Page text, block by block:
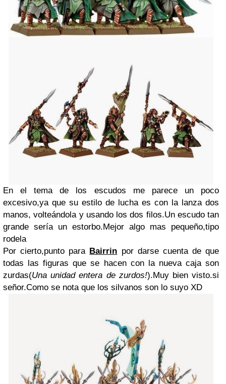
En el tema de los escudos me parece un poco
excesivo,ya que su estilo de lucha es con la lanza dos
manos, volteándola y usando los dos filos.Un escudo tan
grande sería un estorbo.Mejor algo mas pequeño,tipo
rodela
Por cierto,punto para Bairrin por darse cuenta de que
todas las figuras que se hacen con la nueva caja son
zurdas(Una unidad entera de zurdos!).Muy bien visto.si
señor.Como se nota que los silvanos son lo suyo XD